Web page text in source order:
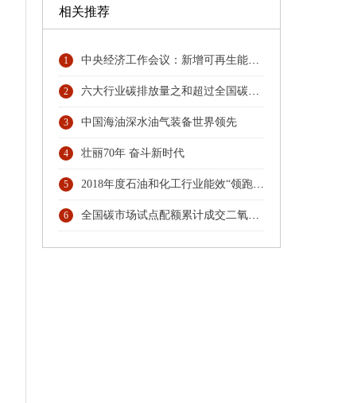
相关推荐
1 中央经济工作会议：新增可再生能源和原料用能不纳入能源消费总量控制
2 六大行业碳排放量之和超过全国碳排放总量74% 协同行动，六大行业协会按下碳排放管理员人才培育“启动键”
3 中国海油深水油气装备世界领先
4 壮丽70年 奋斗新时代
5 2018年度石油和化工行业能效“领跑者”发布
6 全国碳市场试点配额累计成交二氧化碳3.1亿吨